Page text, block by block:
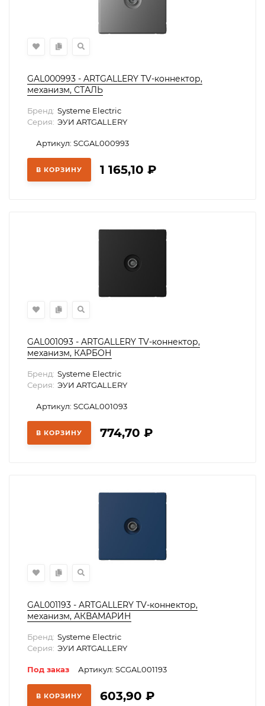
GAL000993 - ARTGALLERY TV-коннектор,
механизм, СТАЛЬ
Бренд: Systeme Electric
Серия: ЭУИ ARTGALLERY
Артикул: SCGAL000993
В КОРЗИНУ 1 165,10 ₽
GAL001093 - ARTGALLERY TV-коннектор,
механизм, КАРБОН
Бренд: Systeme Electric
Серия: ЭУИ ARTGALLERY
Артикул: SCGAL001093
В КОРЗИНУ 774,70 ₽
GAL001193 - ARTGALLERY TV-коннектор,
механизм, АКВАМАРИН
Бренд: Systeme Electric
Серия: ЭУИ ARTGALLERY
Под заказ Артикул: SCGAL001193
В КОРЗИНУ 603,90 ₽